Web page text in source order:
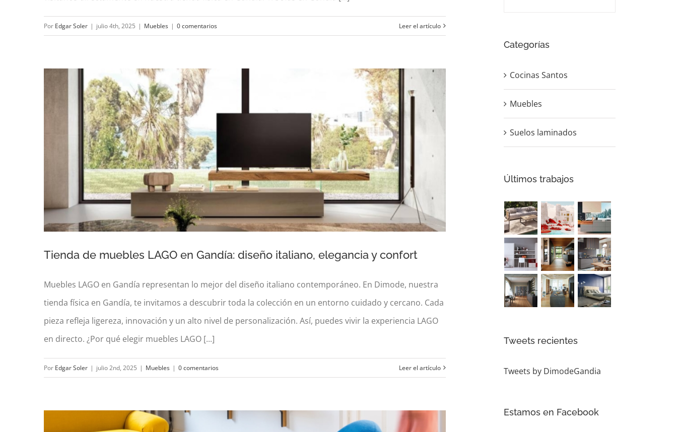
Por Edgar Soler | julio 4th, 2025 | Muebles | 0 comentarios Leer el artículo
Tienda de muebles LAGO en Gandía: diseño italiano, elegancia y confort
Tienda de muebles LAGO en Gandía: diseño italiano, elegancia y confort
Muebles LAGO en Gandía representan lo mejor del diseño italiano contemporáneo. En Dimode, nuestra
tienda física en Gandía, te invitamos a descubrir toda la colección en un entorno cuidado y cercano. Cada
pieza refleja ligereza, innovación y un alto nivel de personalización. Así, puedes vivir la experiencia LAGO
en directo. ¿Por qué elegir muebles LAGO [...]
Por Edgar Soler | julio 2nd, 2025 | Muebles | 0 comentarios Leer el artículo
Categorías
Cocinas Santos
Muebles
Suelos laminados
Últimos trabajos
Tweets recientes
Tweets by DimodeGandia
Estamos en Facebook